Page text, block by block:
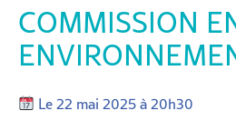
COMMISSION
Le 22 mai 2025 à 20h30